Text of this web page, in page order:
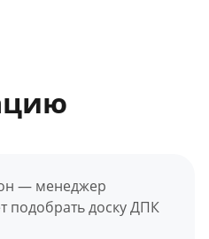
— менеджер
подобрать доску ДПК